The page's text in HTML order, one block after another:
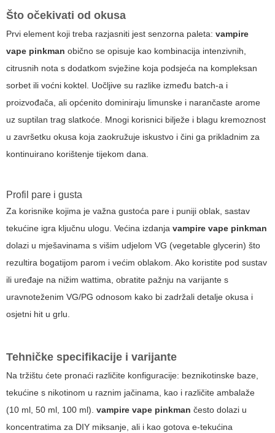
Što očekivati od okusa
Prvi element koji treba razjasniti jest senzorna paleta: vampire
vape pinkman obično se opisuje kao kombinacija intenzivnih,
citrusnih nota s dodatkom svježine koja podsjeća na kompleksan
sorbet ili voćni koktel. Uočljive su razlike između batch-a i
proizvođača, ali općenito dominiraju limunske i narančaste arome
uz suptilan trag slatkoće. Mnogi korisnici bilježe i blagu kremoznost
u završetku okusa koja zaokružuje iskustvo i čini ga prikladnim za
kontinuirano korištenje tijekom dana.
Profil pare i gusta
Za korisnike kojima je važna gustoća pare i puniji oblak, sastav
tekućine igra ključnu ulogu. Većina izdanja vampire vape pinkman
dolazi u mješavinama s višim udjelom VG (vegetable glycerin) što
rezultira bogatijom parom i većim oblakom. Ako koristite pod sustav
ili uređaje na nižim wattima, obratite pažnju na varijante s
uravnoteženim VG/PG odnosom kako bi zadržali detalje okusa i
osjetni hit u grlu.
Tehničke specifikacije i varijante
Na tržištu ćete pronaći različite konfiguracije: beznikotinske baze,
tekućine s nikotinom u raznim jačinama, kao i različite ambalaže
(10 ml, 50 ml, 100 ml). vampire vape pinkman često dolazi u
koncentratima za DIY miksanje, ali i kao gotova e-tekućina